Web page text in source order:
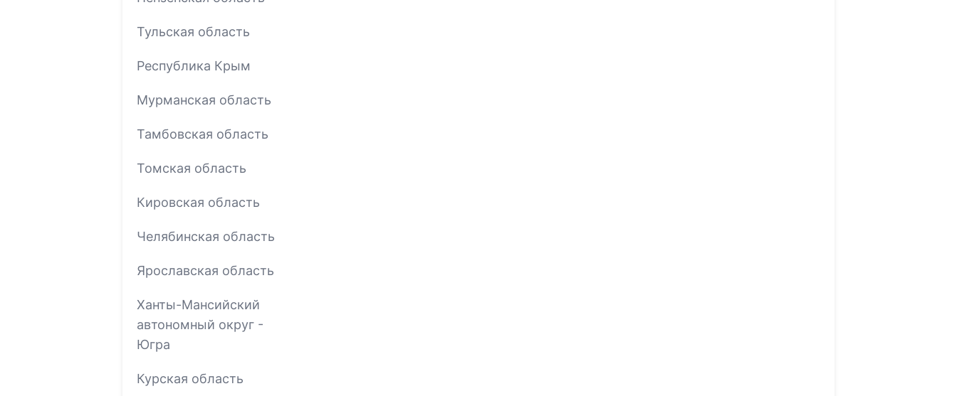
Тульская область
Республика Крым
Мурманская область
Тамбовская область
Томская область
Кировская область
Челябинская область
Ярославская область
Ханты-Мансийский
автономный округ -
Югра
Курская область